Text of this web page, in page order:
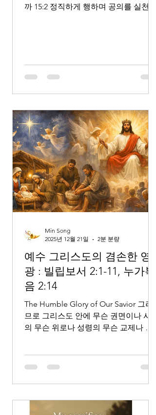
까 15:2 정직하게 행하며 공의를 실천하
된 자를 멸시하며 여호와를 두려워하는
자들을 존대하며 그의 마음에 서원한 것
며 뇌물을 받고 무죄한 자를 해하지 아
니하는 자이니 이런 일을 행하는 자는
영원히 흔들리지 아니하리이다 시편 15
편은 한 가지 질문으로 시작합니다.“여
호와여, 주의 장막에 머물 자 누구오며
주의 성산에 사는 자 누구오니이까?” 시
편 기자는 제사나 지위, 외적인 업적을
말하지 않습니다. 대신 하나님과 가까이
거하는 사람의 인격과 삶의 태도를 설명
로만 예배하는 자가 아니라, 삶 전체로
예수 그리스도의 겸손한 영
광 : 빌립보서 2:1-11, 누가복
음 2:14
The Humble Glory of Our Savior 그러
므로 그리스도 안에 무슨 권면이나 사랑
의 무슨 위로나 성령의 무슨 교제나 긍
마음을 품어 아무 일에든지 다툼이나 허
각각 자기보다 남을 낫게 여기고 각각
자기 일을 돌볼뿐더러 또한 각각 다른
사람들의 일을 돌보아 나의 기쁨을 충만
Min Song
2025년 12월 21일
2분 분량